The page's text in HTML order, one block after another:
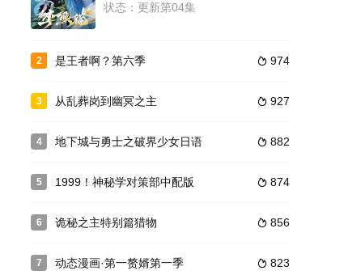
暗
晋升赛上遭人暗算，被自己的灵鲲所吞噬。睁眼醒来却发现自己已化身
状态：更新第04集
2  974
是王者啊？第六季
3  927
从乱葬岗到幽冥之主
4  882
地下城与勇士之破界少女日语
5  874
1999！神秘学对策部中配版
6  856
诡秘之主特别篇猎物
7  823
动态漫画·第一赘婿第一季